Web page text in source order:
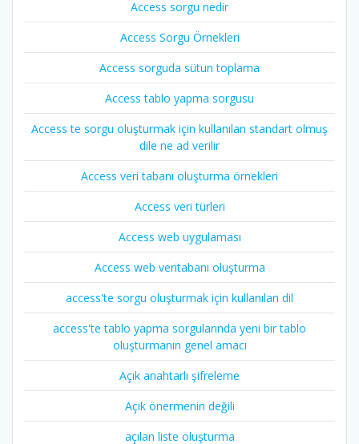
Access sorgu nedir
Access Sorgu Örnekleri
Access sorguda sütun toplama
Access tablo yapma sorgusu
Access te sorgu oluşturmak için kullanılan standart olmuş
dile ne ad verilir
Access veri tabanı oluşturma örnekleri
Access veri türleri
Access web uygulaması
Access web veritabanı oluşturma
access'te sorgu oluşturmak için kullanılan dil
access'te tablo yapma sorgularında yeni bir tablo
oluşturmanın genel amacı
Açık anahtarlı şifreleme
Açık önermenin değili
açılan liste oluşturma